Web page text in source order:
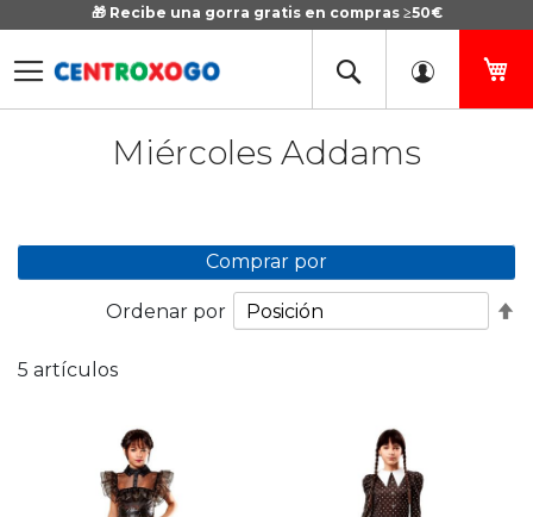
🎁 Recibe una gorra gratis en compras ≥50€
Ir
Miércoles Addams
5 artículos
Ordenar por
Comprar por